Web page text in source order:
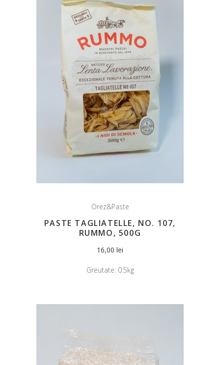
Orez&Paste
PASTE TAGLIATELLE, NO. 107,
RUMMO, 500G
16,00 lei
Greutate: 0.5kg